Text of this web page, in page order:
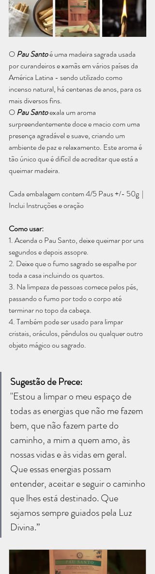
O Pau Santo é uma madeira sagrada usada
por curandeiros e xamãs em vários países da
América Latina - sendo utilizado como
incenso natural, há centenas de anos, para os
mais diversos fins.
O Pau Santo exala um aroma
surpreendentemente doce e macio com uma
presença agradável e suave, criando um
ambiente de paz e relaxamento. Este aroma é
tão único que é difícil de acreditar que está a
queimar madeira.
Cada embalagem contem 4/5 Paus +/- 50g  |
Inclui Instruções e oração
Como usar:
1. Acenda o Pau Santo, deixe queimar por uns
segundos e depois assopre.
2. Deixe que o fumo sagrado se espalhe por
toda a casa incluindo os quartos.
3. Na limpeza de pessoas comece pelos pés,
passando o fumo por todo o corpo até
terminar no topo da cabeça.
4. Também pode ser usado para limpar
cristais, oráculos, pêndulos ou qualquer outro
objeto mágico ou sagrado.
Sugestão de Prece:
"Estou a limpar o meu espaço de
todas as energias que não me fazem
bem, que não fazem parte do
caminho, a mim a quem amo, às
nossas vidas e às vidas em geral.
Que essas energias possam
entender, aceitar e seguir o caminho
que lhes está destinado. Que
sejamos sempre guiados pela Luz
Divina.”